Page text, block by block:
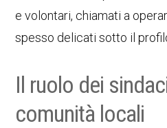
e volontari, chiamati a
spesso delicati sotto il
Il ruolo dei
comunità locali